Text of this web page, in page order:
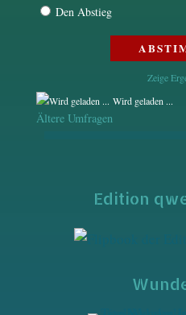
Den Abstieg
Zeige
Wird geladen ...
Ältere Umfragen
Edition